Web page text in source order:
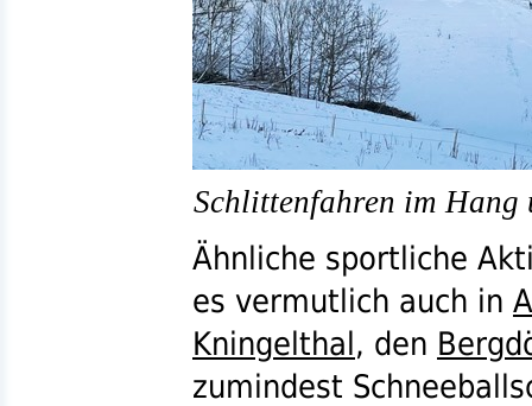
Schlittenfahren im
Ähnliche sportliche
es vermutlich auch in
Kningelthal, den
zumindest